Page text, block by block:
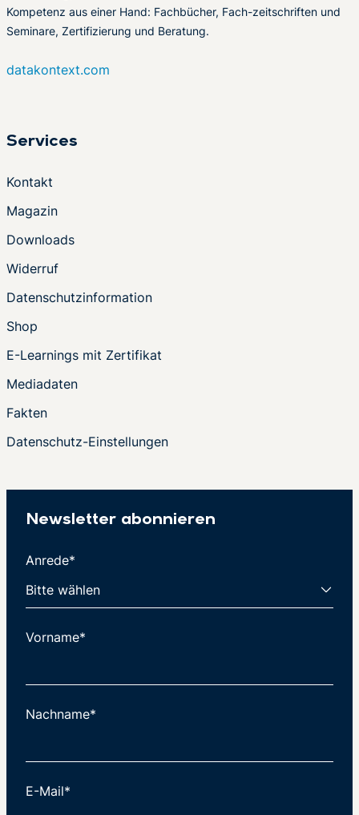
Kompetenz aus einer Hand: Fachbücher, Fach-zeitschriften und
Seminare, Zertifizierung und Beratung.
datakontext.com
Services
Kontakt
Magazin
Downloads
Widerruf
Datenschutzinformation
Shop
E-Learnings mit Zertifikat
Mediadaten
Fakten
Datenschutz-Einstellungen
Newsletter abonnieren
Anrede*
Vorname*
Nachname*
E-Mail*